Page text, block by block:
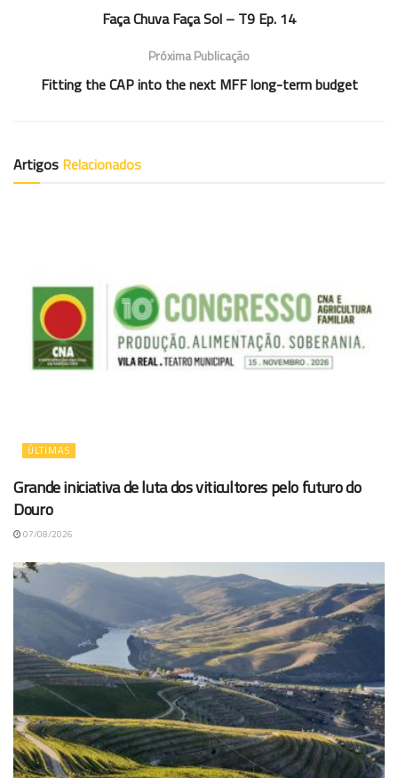
Faça Chuva Faça Sol – T9 Ep. 14
Próxima Publicação
Fitting the CAP into the next MFF long-term budget
Artigos Relacionados
ÚLTIMAS
Grande iniciativa de luta dos viticultores pelo futuro do
Douro
07/08/2026